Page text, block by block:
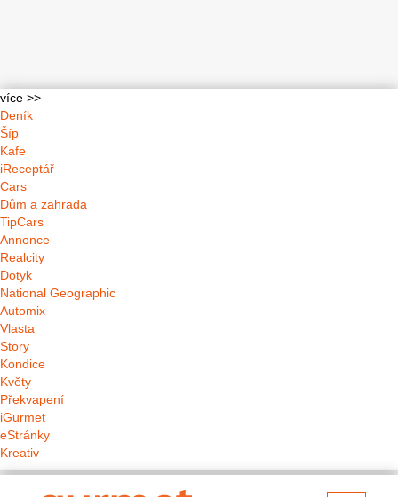
více >>
Deník
Šíp
Kafe
iReceptář
Cars
Dům a zahrada
TipCars
Annonce
Realcity
Dotyk
National Geographic
Automix
Vlasta
Story
Kondice
Květy
Překvapení
iGurmet
eStránky
Kreativ